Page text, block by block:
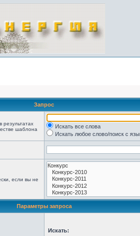
Запрос
результатах
шаблона
Искать все слова
Искать любое слово/поиск с
если вы не
Параметры запроса
Искать: